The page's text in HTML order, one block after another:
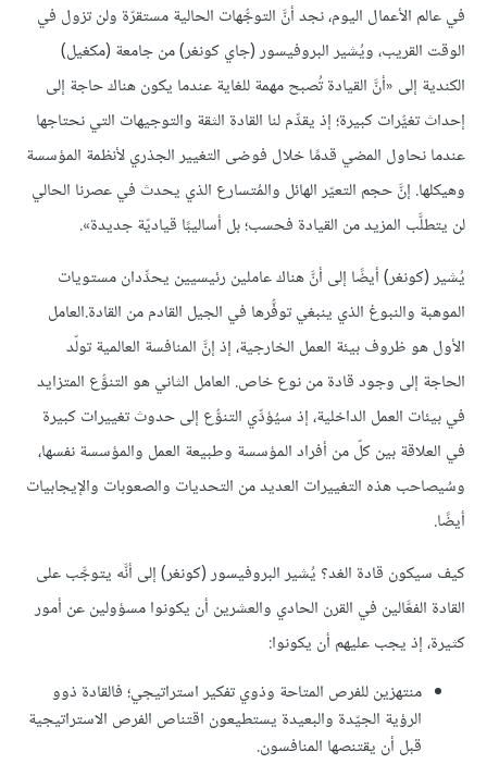
في عالم الأعمال اليوم، نجد أنَّ التوجُّهات الحالية مستقرّة ولن تزول في
الوقت القريب، ويُشير البروفيسور (جاي كونغر) من جامعة (مكغيل)
الكندية إلى «أنَّ القيادة تُصبح مهمة للغاية عندما يكون هناك حاجة إلى
إحداث تغيُّرات كبيرة؛ إذ يقدِّم لنا القادة الثقة والتوجيهات التي نحتاجها
عندما نحاول المضي قدمًا خلال فوضى التغيير الجذري لأنظمة المؤسسة
وهيكلها. إنَّ حجم التعيّر الهائل والمُتسارع الذي يحدث في عصرنا الحالي
لن يتطلَّب المزيد من القيادة فحسب؛ بل أساليبًا قياديّة جديدة».
يُشير (كونغر) أيضًا إلى أنَّ هناك عاملين رئيسيين يحدِّدان مستويات
الموهبة والنبوغ الذي ينبغي توفُّرها في الجيل القادم من القادة.العامل
الأول هو ظروف بيئة العمل الخارجية، إذ إنَّ المنافسة العالمية تولّد
الحاجة إلى وجود قادة من نوع خاص. العامل الثاني هو التنوُّع المتزايد
في بيئات العمل الداخلية، إذ سيُؤدِّي التنوُّع إلى حدوث تغييرات كبيرة
في العلاقة بين كلّ من أفراد المؤسسة وطبيعة العمل والمؤسسة نفسها،
وسُيصاحب هذه التغييرات العديد من التحديات والصعوبات والإيجابيات
أيضًا.
كيف سيكون قادة الغد؟ يُشير البروفيسور (كونغر) إلى أنَّه يتوجَّب على
القادة الفعَّالين في القرن الحادي والعشرين أن يكونوا مسؤولين عن أمور
كثيرة، إذ يجب عليهم أن يكونوا:
منتهزين للفرص المتاحة وذوي تفكير استراتيجي؛ فالقادة ذوو
الرؤية الجيّدة والبعيدة يستطيعون اقتناص الفرص الاستراتيجية
قبل أن يقتنصها المنافسون.